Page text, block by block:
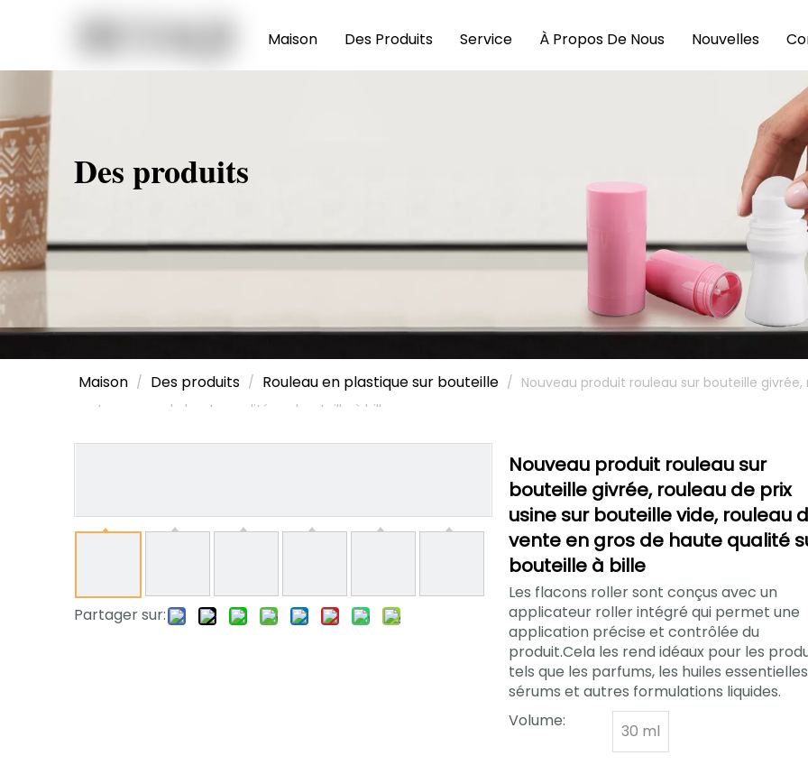
Maison Des Produits Service À Propos De Nous Nouvelles
Des produits
Maison / Des produits / Rouleau en plastique sur bouteille / Nouveau produit rouleau sur bouteille
vente en gros de haute qualité sur bouteille à bille
Partager sur:
Nouveau produit rouleau sur
bouteille givrée, rouleau de prix
usine sur bouteille vide, rouleau
vente en gros de haute qualité
bouteille à bille
Les flacons roller sont conçus avec un
applicateur roller intégré qui permet une
application précise et contrôlée du
produit.Cela les rend idéaux pour les
tels que les parfums, les huiles
sérums et autres formulations liquides.
Volume:
30 ml